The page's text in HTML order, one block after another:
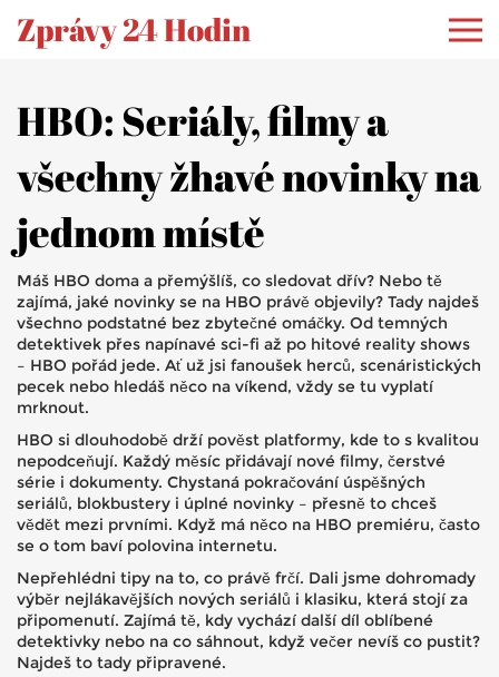
Zprávy 24 Hodin
HBO: Seriály, filmy a
všechny žhavé novinky na
jednom místě
Máš HBO doma a přemýšlíš, co sledovat dřív? Nebo tě
zajímá, jaké novinky se na HBO právě objevily? Tady najdeš
všechno podstatné bez zbytečné omáčky. Od temných
detektivek přes napínavé sci-fi až po hitové reality shows
– HBO pořád jede. Ať už jsi fanoušek herců, scenáristických
pecek nebo hledáš něco na víkend, vždy se tu vyplatí
mrknout.
HBO si dlouhodobě drží pověst platformy, kde to s kvalitou
nepodceňují. Každý měsíc přidávají nové filmy, čerstvé
série i dokumenty. Chystaná pokračování úspěšných
seriálů, blokbustery i úplné novinky – přesně to chceš
vědět mezi prvními. Když má něco na HBO premiéru, často
se o tom baví polovina internetu.
Nepřehlédni tipy na to, co právě frčí. Dali jsme dohromady
výběr nejlákavějších nových seriálů i klasiku, která stojí za
připomenutí. Zajímá tě, kdy vychází další díl oblíbené
detektivky nebo na co sáhnout, když večer nevíš co pustit?
Najdeš to tady připravené.